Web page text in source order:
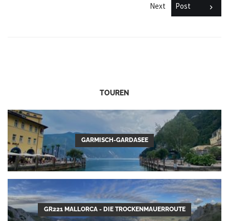
Next
Post
TOUREN
GARMISCH-GARDASEE
GR221 MALLORCA - DIE TROCKENMAUERROUTE